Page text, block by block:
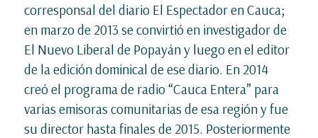
corresponsal del diario El Espectador en Cauca;
en marzo de 2013 se convirtió en investigador de
El Nuevo Liberal de Popayán y luego en el editor
de la edición dominical de ese diario. En 2014
creó el programa de radio “Cauca Entera” para
varias emisoras comunitarias de esa región y fue
su director hasta finales de 2015. Posteriormente